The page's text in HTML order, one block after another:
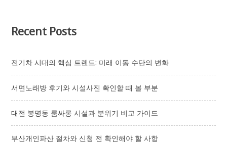
Recent Posts
전기차 시대의 핵심 트렌드: 미래 이동 수단의 변화
서면노래방 후기와 시설사진 확인할 때 볼 부분
대전 봉명동 룸싸롱 시설과 분위기 비교 가이드
부산개인파산 절차와 신청 전 확인해야 할 사항